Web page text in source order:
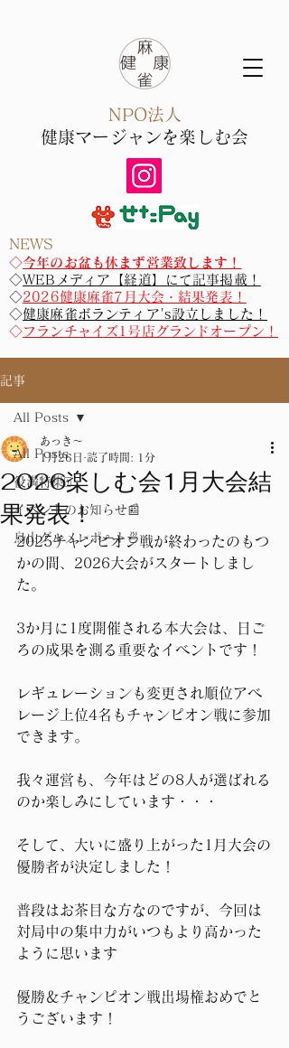
NPO法人
健康マー ジャン​を楽しむ会
NEWS
​​◇今年のお盆も休まず営業致します！
◇WEBメディア【経道】にて記事掲載！
◇2026健康麻雀7月大会・結果発表！
◇健康麻雀ボランティア's設立しました！
◇フランチャイズ1号店グランドオープン！
記事
All Posts
役満特集🀄
イベントのお知らせ📰
烏山グルメレポート🍜
All Posts
2026楽しむ会1月大会結
果発表！
あっき～
1月26日
読了時間: 1分
2025チャンピオン戦が終わったのもつ
かの間、2026大会がスタートしまし
た。
3か月に1度開催される本大会は、日ご
ろの成果を測る重要なイベントです！
レギュレーションも変更され順位アベ
レージ上位4名もチャンピオン戦に参加
できます。
我々運営も、今年はどの8人が選ばれる
のか楽しみにしています・・・
そして、大いに盛り上がった1月大会の
優勝者が決定しました！
普段はお茶目な方なのですが、今回は
対局中の集中力がいつもより高かった
ように思います
優勝＆チャンピオン戦出場権おめでと
うございます！